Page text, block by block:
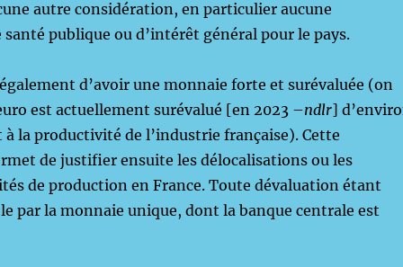
autre considération, en particulier aucune
publique ou d’intérêt général pour le pays.
d’avoir une monnaie forte et surévaluée (on
est actuellement surévalué [en 2023 –ndlr]
la productivité de l’industrie française). Cette
de justifier ensuite les délocalisations ou les
de production en France. Toute dévaluation étant
par la monnaie unique, dont la banque centrale est